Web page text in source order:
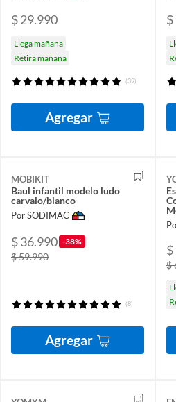
$ 29.990
Llega mañana
Retira mañana
(39)
Agregar
MOBIKIT
Baul infantil modelo ludo
carvalo/blanco
Por SODIMAC
$ 36.990 -38%
$ 59.990
(8)
Agregar
$